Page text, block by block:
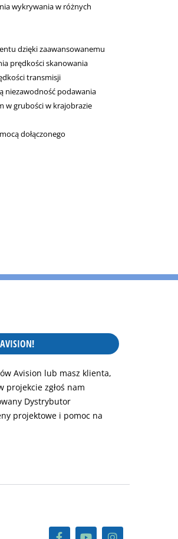
wykrywania w różnych
dzięki zaawansowanemu
prędkości skanowania
transmisji
niezawodność podawania
w grubości w krajobrazie
dołączonego
Avision lub masz klienta,
projekcie zgłoś nam
Dystrybutor
projektowe i pomoc na
F Y I